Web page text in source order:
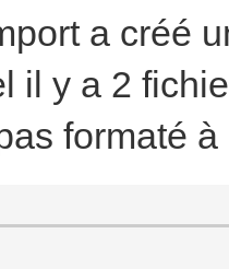
a créé
il y a 2
formaté